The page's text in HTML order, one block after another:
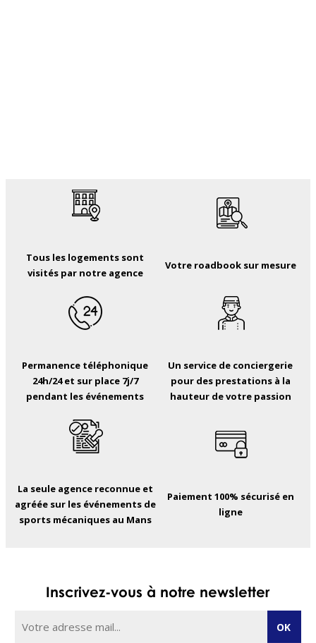
Tous les logements sont
visités par notre agence
Votre roadbook sur mesure
Permanence téléphonique
24h/24 et sur place 7j/7
pendant les événements
Un service de conciergerie
pour des prestations à la
hauteur de votre passion
La seule agence reconnue et
agréée sur les événements de
sports mécaniques au Mans
Paiement 100% sécurisé en
ligne
Inscrivez-vous à notre newsletter